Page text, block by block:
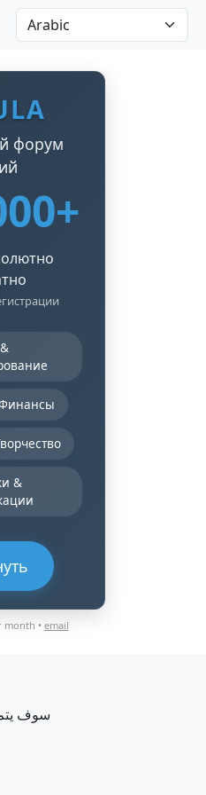
форум
&
month •email
سوف يتم